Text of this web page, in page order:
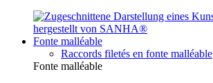
Fonte malléable
Raccords filetés en fonte malléable
Fonte malléable